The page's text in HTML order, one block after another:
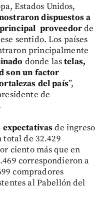
Estados Unidos,
dispuestos a
proveedorde
sentido. Los países
principalmente
donde lastelas,
son un factor
del país”,
de
expectativasde ingreso
de 32.429
ciento más que en
correspondieron a
compradores
al Pabellón del